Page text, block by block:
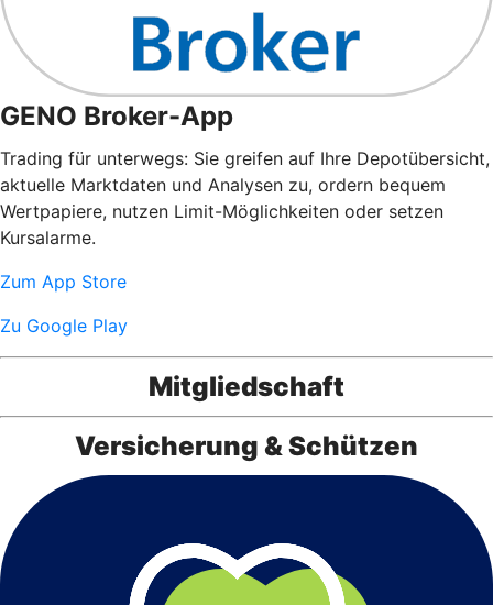
GENO Broker-App
Trading für unterwegs: Sie greifen auf Ihre Depotübersicht,
aktuelle Marktdaten und Analysen zu, ordern bequem
Wertpapiere, nutzen Limit-Möglichkeiten oder setzen
Kursalarme.
Zum App Store
Zu Google Play
Mitgliedschaft
Versicherung & Schützen